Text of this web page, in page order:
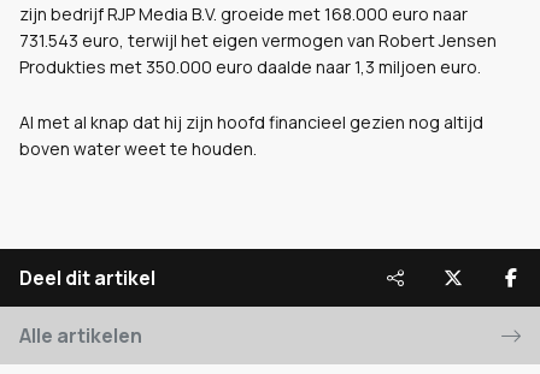
zijn bedrijf RJP Media B.V. groeide met 168.000 euro naar
731.543 euro, terwijl het eigen vermogen van Robert Jensen
Produkties met 350.000 euro daalde naar 1,3 miljoen euro.
Al met al knap dat hij zijn hoofd financieel gezien nog altijd
boven water weet te houden.
Deel dit artikel
Alle artikelen